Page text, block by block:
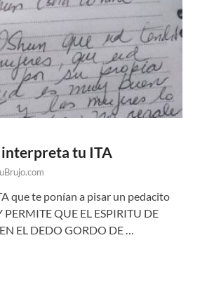
tu ITA
que te ponían a pisar un pedacito
PERMITE QUE EL ESPIRITU DE
EL DEDO GORDO DE …